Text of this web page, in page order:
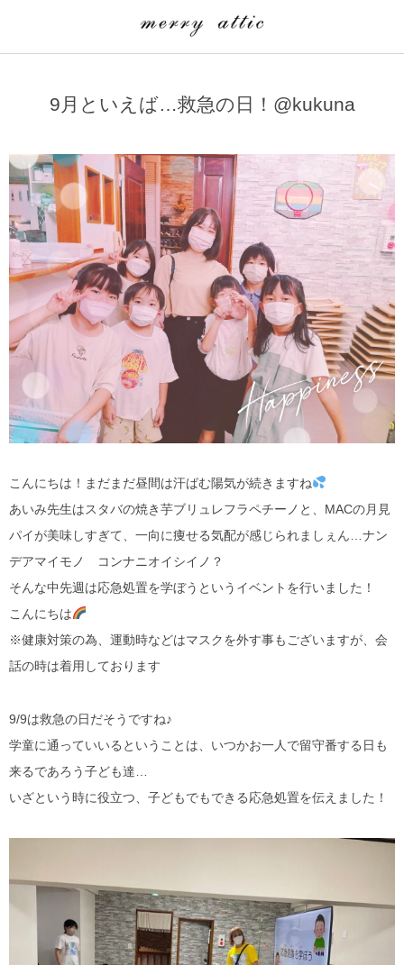
9月といえば…救急の日！@kukuna
こんにちは！まだまだ昼間は汗ばむ陽気が続きますね
あいみ先生はスタバの焼き芋ブリュレフラペチーノと、MACの月見
パイが美味しすぎて、一向に痩せる気配が感じられましぇん…ナン
デアマイモノ コンナニオイシイノ？
そんな中先週は応急処置を学ぼうというイベントを行いました！
こんにちは
※健康対策の為、運動時などはマスクを外す事もございますが、会
話の時は着用しております
9/9は救急の日だそうですね♪
学童に通っていいるということは、いつかお一人で留守番する日も
来るであろう子ども達…
いざという時に役立つ、子どもでもできる応急処置を伝えました！
merry attic ミュージッククラス